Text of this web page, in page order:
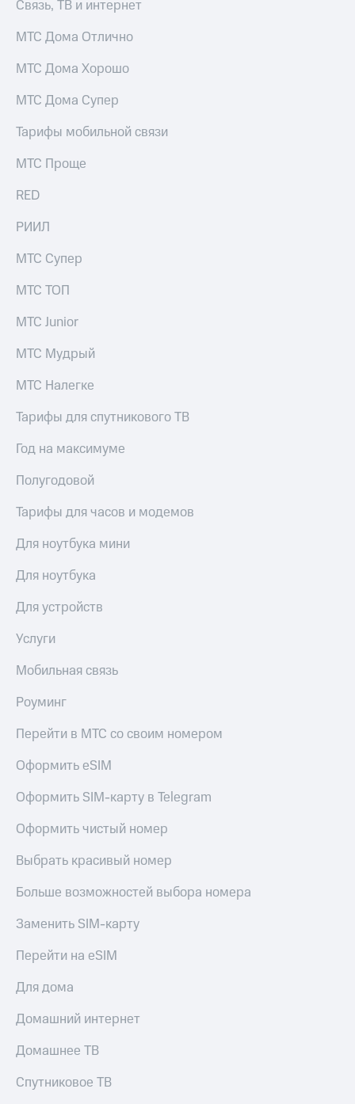
Связь, ТВ и интернет
МТС Дома Отлично
МТС Дома Хорошо
МТС Дома Супер
Тарифы мобильной связи
МТС Проще
RED
РИИЛ
МТС Супер
МТС ТОП
МТС Junior
МТС Мудрый
МТС Налегке
Тарифы для спутникового ТВ
Год на максимуме
Полугодовой
Тарифы для часов и модемов
Для ноутбука мини
Для ноутбука
Для устройств
Услуги
Мобильная связь
Роуминг
Перейти в МТС со своим номером
Оформить eSIM
Оформить SIM-карту в Telegram
Оформить чистый номер
Выбрать красивый номер
Больше возможностей выбора номера
Заменить SIM-карту
Перейти на eSIM
Для дома
Домашний интернет
Домашнее ТВ
Спутниковое ТВ